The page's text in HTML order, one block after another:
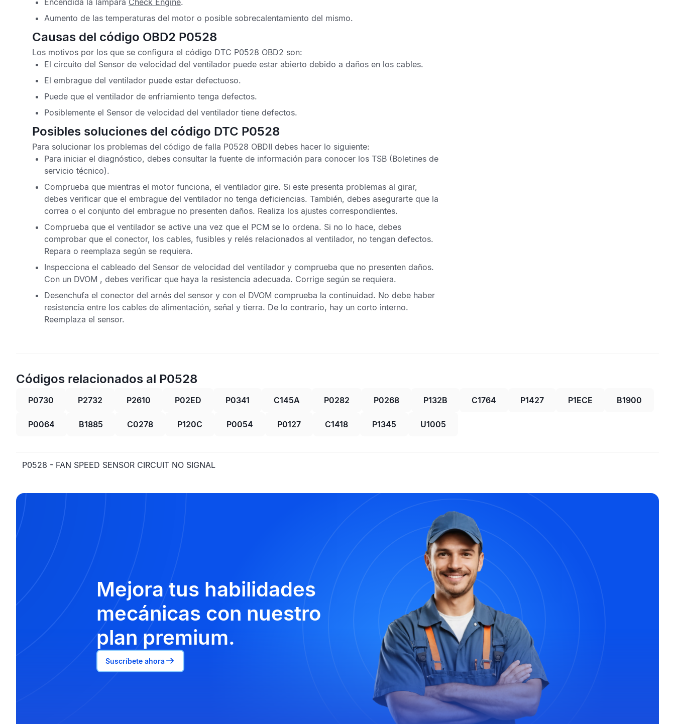
Encendida la lámpara Check Engine.
Aumento de las temperaturas del motor o posible sobrecalentamiento del mismo.
Causas del código OBD2 P0528
Los motivos por los que se configura el código DTC P0528 OBD2 son:
El circuito del Sensor de velocidad del ventilador puede estar abierto debido a daños en los cables.
El embrague del ventilador puede estar defectuoso.
Puede que el ventilador de enfriamiento tenga defectos.
Posiblemente el Sensor de velocidad del ventilador tiene defectos.
Posibles soluciones del código DTC P0528
Para solucionar los problemas del código de falla P0528 OBDII debes hacer lo siguiente:
Para iniciar el diagnóstico, debes consultar la fuente de información para conocer los TSB (Boletines de
servicio técnico).
Comprueba que mientras el motor funciona, el ventilador gire. Si este presenta problemas al girar,
debes verificar que el embrague del ventilador no tenga deficiencias. También, debes asegurarte que la
correa o el conjunto del embrague no presenten daños. Realiza los ajustes correspondientes.
Comprueba que el ventilador se active una vez que el PCM se lo ordena. Si no lo hace, debes
comprobar que el conector, los cables, fusibles y relés relacionados al ventilador, no tengan defectos.
Repara o reemplaza según se requiera.
Inspecciona el cableado del Sensor de velocidad del ventilador y comprueba que no presenten daños.
Con un DVOM , debes verificar que haya la resistencia adecuada. Corrige según se requiera.
Desenchufa el conector del arnés del sensor y con el DVOM comprueba la continuidad. No debe haber
resistencia entre los cables de alimentación, señal y tierra. De lo contrario, hay un corto interno.
Reemplaza el sensor.
Códigos relacionados al P0528
P0730 P2732 P2610 P02ED P0341 C145A P0282 P0268 P132B C1764 P1427 P1ECE B1900
P0064 B1885 C0278 P120C P0054 P0127 C1418 P1345 U1005
P0528 - FAN SPEED SENSOR CIRCUIT NO SIGNAL
Mejora tus habilidades
mecánicas con nuestro
plan premium.
Suscríbete ahora